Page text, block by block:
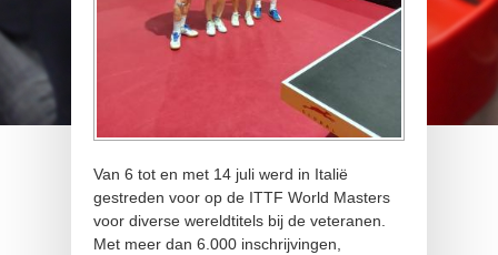
Van 6 tot en met 14 juli werd in Italië
gestreden voor op de ITTF World Masters
voor diverse wereldtitels bij de veteranen.
Met meer dan 6.000 inschrijvingen,